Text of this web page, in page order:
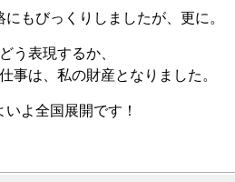
もびっくりしましたが、更に。
う表現するか、
事は、私の財産となりました。
よ全国展開です！